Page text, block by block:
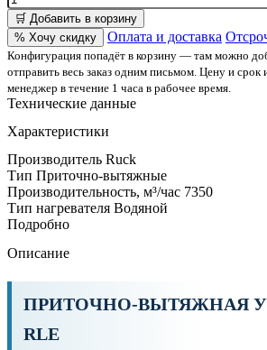
🛒 Добавить в корзину
% Хочу скидку
Оплата и доставка
Конфигурация попадёт в корзину — там можно
отправить весь заказ одним письмом. Цену и срок
менеджер в течение 1 часа в рабочее время.
Технические данные
Характеристики
Производитель Ruck
Тип Приточно-вытяжные
Производительность, м³/час 7350
Тип нагревателя Водяной
Подробно
Описание
ПРИТОЧНО-ВЫТЯЖНАЯ
RLE